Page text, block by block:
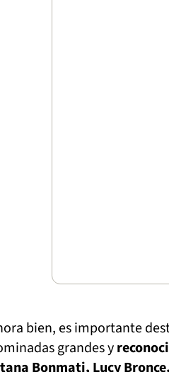
bien, es importante
grandes y